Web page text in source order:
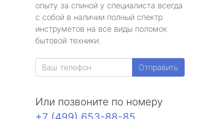
опыту за спиной у специалиста всегда
с собой в наличии полный спектр
инструметов на все виды поломок
бытовой техники.
Отправить
Или позвоните по номеру